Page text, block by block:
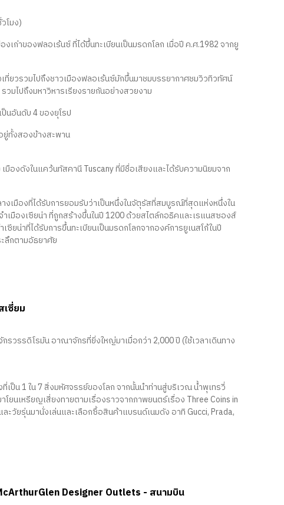
โมง)
ก่าของฟลอเร้นซ์ ที่ได้ขึ้นทะเบียนเป็นมรดกโลก เมื่อปี ค.ศ.1982 จากยู
ยวรวมไปถึงชาวเมืองฟลอเร้นซ์มักขึ้นมาชมบรรยากาศชมวิวทิวทัศน์
มไปถึงมหาวิหารเรียงรายกันอย่างสวยงาม
นอันดับ 4 ของยุโรป
ยู่ทั้งสองข้างสะพาน
มืองดังในแคว้นทัสคานี Tuscany ที่มีชื่อเสียงและได้รับความนิยมจาก
งเมืองที่ได้รับการยอมรับว่าเป็นหนึ่งในจัตุรัสที่สมบูรณ์ที่สุดแห่งหนึ่งใน
ำเมืองเซียน่า ที่ถูกสร้างขึ้นในปี 1200 ด้วยสไตล์กอธิคและเรแนสซองส์
ยน่าที่ได้รับการขึ้นทะเบียนเป็นมรดกโลกจากองค์การยูเนสโก้ในปี
ลึกตามอัธยาศัย
เซี่ยม
วรรดิโรมัน อาณาจักรที่ยิ่งใหญ่มาเมื่อกว่า 2,000 ปี (ใช้เวลาเดินทาง
ป็น 1 ใน 7 สิ่งมหัศจรรย์ของโลก จากนั้นนำท่านสู่บริเวณ น้ำพุเทรวี่
นเหรียญเสี่ยงทายตามเรื่องราวจากภาพยนตร์เรื่อง Three Coins in
ะวัยรุ่นมานั่งเล่นและเลือกซื้อสินค้าแบรนด์เนมดัง อาทิ Gucci, Prada,
Designer Outlets - สนามบิน